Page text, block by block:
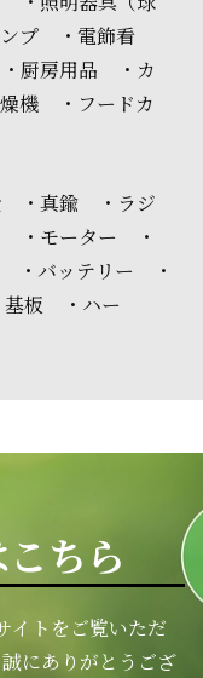
プ ・電飾看
厨房用品 ・カ
機 ・フードカ
・真鍮 ・ラジ
・モーター ・
・バッテリー ・
板 ・ハー
ちら
イトをご覧いただ
誠にありがとうござ